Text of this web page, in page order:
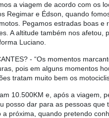
a viagem de acordo com os
Regimar e Édson, quando
Pegamos estradas boas e
A altitude também nos
Luciano.
- “Os momentos
pois em alguns momentos
tratam muito bem os
10.500KM e, após a viagem,
posso dar para as pessoas
a próxima, quando pretendo